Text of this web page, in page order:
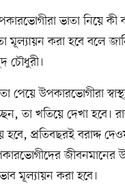
ভাতা নিয়ে
মূল্যায়ন করা হবে বলে
চৌধুরী।
পেয়ে উপকারভোগীরা
তা খতিয়ে দেখা হবে।
প্রতিবছরই বরাদ্দ
জীবনমানের
মূল্যায়ন করা হবে।